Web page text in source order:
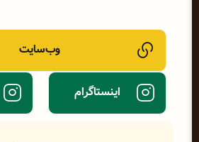
وب‌سایت
اینستاگرام